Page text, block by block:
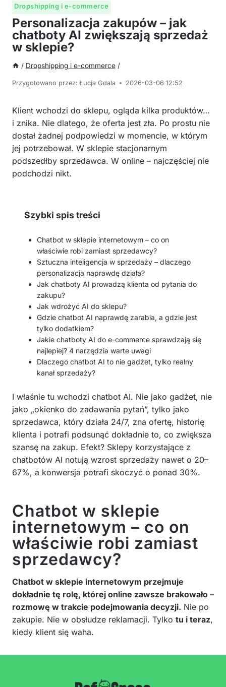
Dropshipping i e-commerce
Personalizacja zakupów – jak
chatboty AI zwiększają sprzedaż
w sklepie?
/ Dropshipping i e-commerce /
Przygotowano przez: Łucja Gdala 2026-03-06 12:52
Klient wchodzi do sklepu, ogląda kilka produktów…
i znika. Nie dlatego, że oferta jest zła. Po prostu nie
dostał żadnej podpowiedzi w momencie, w którym
jej potrzebował. W sklepie stacjonarnym
podszedłby sprzedawca. W online – najczęściej nie
podchodzi nikt.
Szybki spis treści
Chatbot w sklepie internetowym – co on
właściwie robi zamiast sprzedawcy?
Sztuczna inteligencja w sprzedaży – dlaczego
personalizacja naprawdę działa?
Jak chatboty AI prowadzą klienta od pytania do
zakupu?
Jak wdrożyć AI do sklepu?
Gdzie chatbot AI naprawdę zarabia, a gdzie jest
tylko dodatkiem?
Jakie chatboty AI do e-commerce sprawdzają się
najlepiej? 4 narzędzia warte uwagi
Dlaczego chatbot AI to nie gadżet, tylko realny
kanał sprzedaży?
I właśnie tu wchodzi chatbot AI. Nie jako gadżet, nie
jako „okienko do zadawania pytań”, tylko jako
sprzedawca, który działa 24/7, zna ofertę, historię
klienta i potrafi podsunąć dokładnie to, co zwiększa
szansę na zakup. Efekt? Sklepy korzystające z
chatbotów AI notują wzrost sprzedaży nawet o 20–
67%, a konwersja potrafi skoczyć o ponad 30%.
Chatbot w sklepie
internetowym – co on
właściwie robi zamiast
sprzedawcy?
Chatbot w sklepie internetowym przejmuje
dokładnie tę rolę, której online zawsze brakowało –
rozmowę w trakcie podejmowania decyzji. Nie po
zakupie. Nie w obsłudze reklamacji. Tylko tu i teraz,
kiedy klient się waha.